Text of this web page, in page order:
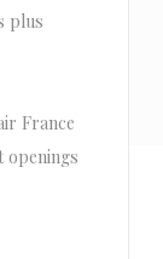
plus
France
openings